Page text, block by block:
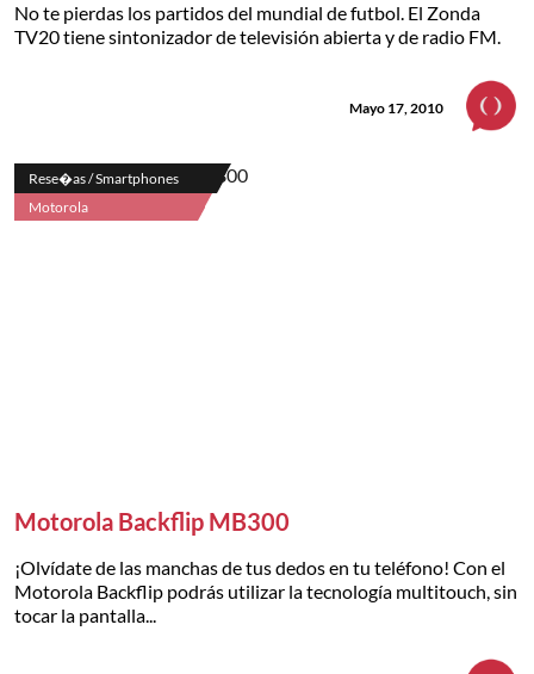
No te pierdas los partidos del mundial de futbol. El Zonda
TV20 tiene sintonizador de televisión abierta y de radio FM.
Mayo 17, 2010
Rese�as / Smartphones
Motorola
Motorola Backflip MB300
¡Olvídate de las manchas de tus dedos en tu teléfono! Con el
Motorola Backflip podrás utilizar la tecnología multitouch, sin
tocar la pantalla...